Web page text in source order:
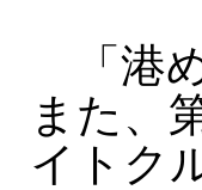
「港
また、
イトク